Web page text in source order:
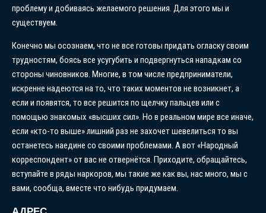
проблему и добиваясь желаемого решения. Для этого мы и
существуем.
Конечно мы осознаем, что не все готовы придать огласку своим
трудностям, боясь все усугубить и подвергнуться нападкам со
стороны чиновников. Многие, в том числе предприниматели,
искренне надеются на то, что таких моментов не возникнет, а
если и появятся, то все решится по щелчку пальцев или с
помощью знакомых «высших сил». Но в реальном мире все иначе,
если «кто-то выше» лишний раз не захочет шевелиться то вы
останетесь наедине со своими проблемами. А вот «Народный
корреспондент» от вас не отвернётся. Приходите, обращайтесь,
вступайте в ряды наркоров, мы такие же как вы, нас много, мы с
вами, сообща, вместе что нибудь придумаем.